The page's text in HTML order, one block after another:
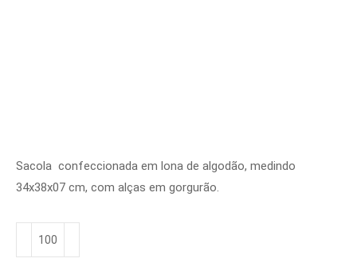
Sacola confeccionada em lona de algodão, medindo
34x38x07 cm, com alças em gorgurão.
Ecobag
Clássica